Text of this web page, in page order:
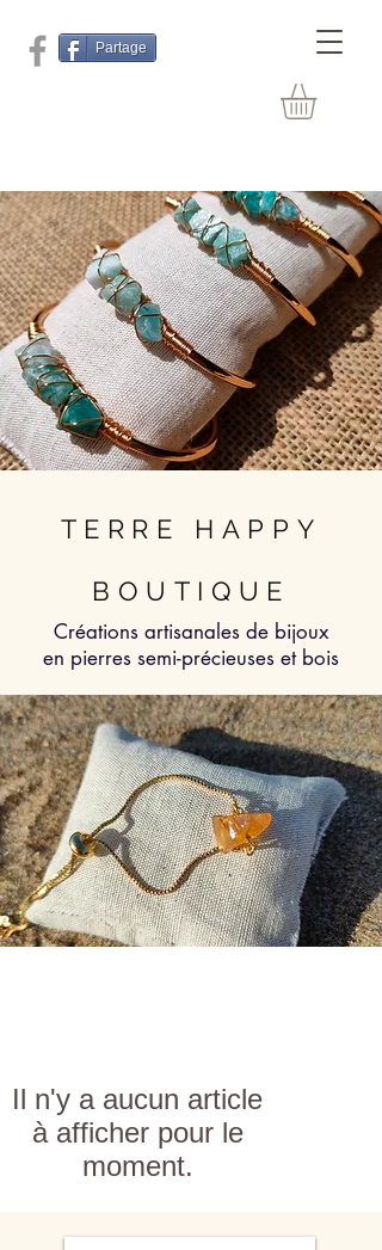
Partage
TERRE HAPPY
BOUTIQUE
Créations artisanales de bijoux
en pierres semi-précieuses et bois
Il n'y a aucun article
à afficher pour le
moment.